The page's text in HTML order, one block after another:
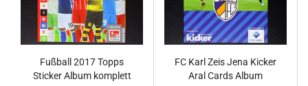
Fußball 2017 Topps
Sticker Album komplett
FC Karl Zeis Jena Kicker
Aral Cards Album